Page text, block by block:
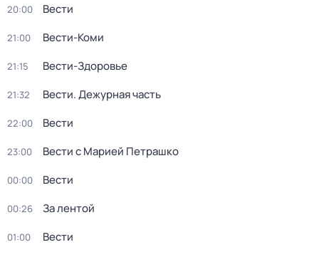
20:00 Вести
21:00 Вести-Коми
21:15 Вести-Здоровье
21:32 Вести. Дежурная часть
22:00 Вести
23:00 Вести с Марией Петрашко
00:00 Вести
00:26 За лентой
01:00 Вести